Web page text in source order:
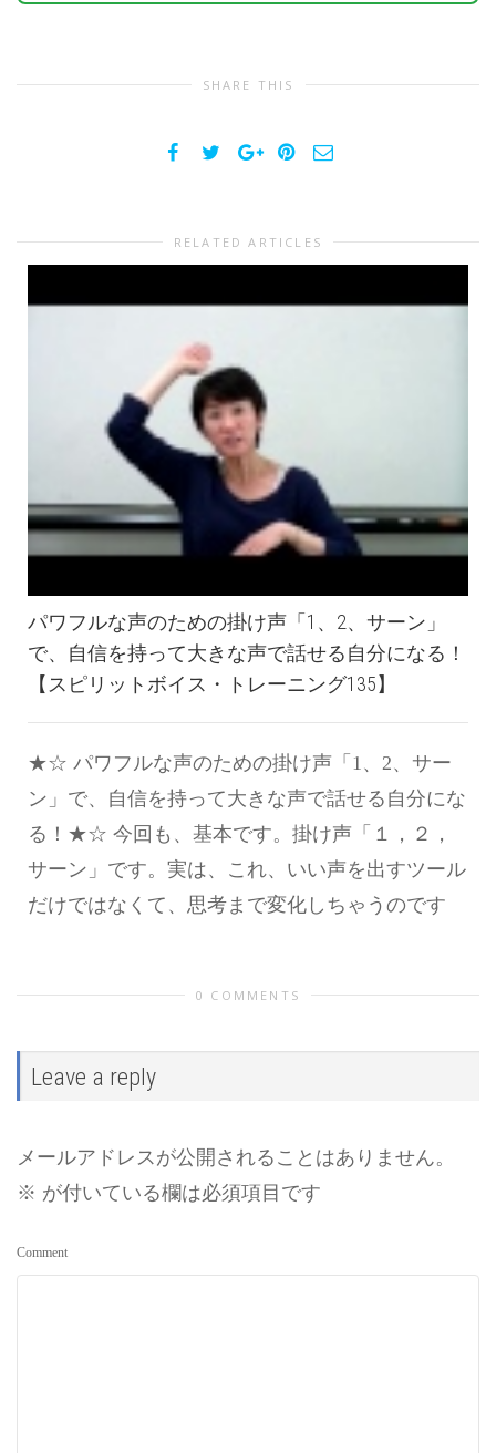
SHARE THIS
RELATED ARTICLES
パワフルな声のための掛け声「1、2、サーン」
で、自信を持って大きな声で話せる自分になる！
【スピリットボイス・トレーニング135】
★☆ パワフルな声のための掛け声「1、2、サー
ン」で、自信を持って大きな声で話せる自分にな
る！★☆ 今回も、基本です。掛け声「１，２，
サーン」です。実は、これ、いい声を出すツール
だけではなくて、思考まで変化しちゃうのです
0 COMMENTS
Leave a reply
メールアドレスが公開されることはありません。
※ が付いている欄は必須項目です
Comment